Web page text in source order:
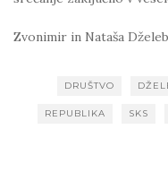
Zvonimir in Nataša
DRUŠTVO
REPUBLIKA SKS